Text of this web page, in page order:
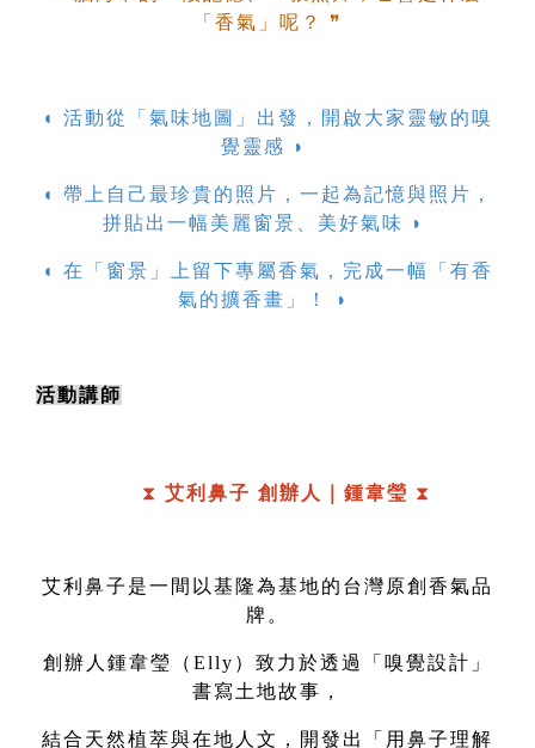
「香氣」呢？
❞
◖ 活動從「氣味地圖」出發，開啟大家靈敏的嗅
覺靈感 ◗
◖ 帶上自己最珍貴的照片，一起為記憶與照片，
拼貼出一幅美麗窗景、美好氣味 ◗
◖ 在「窗景」上留下專屬香氣，完成一幅「有香
氣的擴香畫」！ ◗
活動講師
⧗ 艾利鼻子 創辦人｜鍾韋瑩 ⧗
艾利鼻子是一間以基隆為基地的台灣原創香氣品
牌。
創辦人鍾韋瑩（Elly）致力於透過「嗅覺設計」
書寫土地故事，
結合天然植萃與在地人文，開發出「用鼻子理解